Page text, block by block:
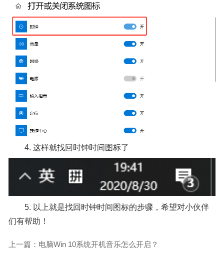
4. 这样就找回时钟时间图标了
5. 以上就是找回时钟时间图标的步骤，希望对小伙伴
们有帮助！
上一篇：电脑Win 10系统开机音乐怎么开启？